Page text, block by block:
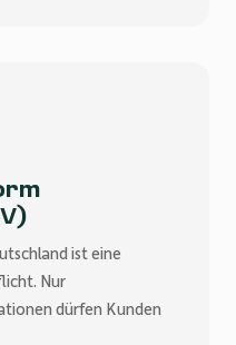
ist eine
Nur
dürfen Kunden